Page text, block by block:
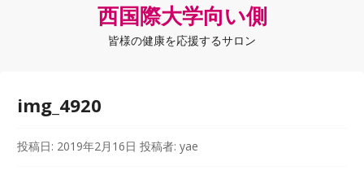
西国際大学向い側
皆様の健康を応援するサロン
img_4920
投稿日: 2019年2月16日 投稿者:yae